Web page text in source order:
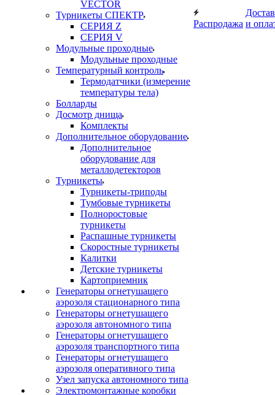
VECTOR
Турникеты СПЕКТР
СЕРИЯ Z
СЕРИЯ V
Модульные проходные
Модульные проходные
Температурный контроль
Термодатчики (измерение
температуры тела)
Болларды
Досмотр днища
Комплекты
Дополнительное оборудование
Дополнительное
оборудование для
металлодетекторов
Турникеты
Турникеты-триподы
Тумбовые турникеты
Полноростовые
турникеты
Распашные турникеты
Скоростные турникеты
Калитки
Детские турникеты
Картоприемник
Генераторы огнетушащего
аэрозоля стационарного типа
Генераторы огнетушащего
аэрозоля автономного типа
Генераторы огнетушащего
аэрозоля транспортного типа
Генераторы огнетушащего
аэрозоля оперативного типа
Узел запуска автономного типа
Электромонтажные коробки
Распродажа и